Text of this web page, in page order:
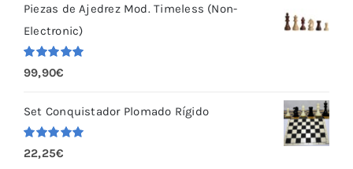
Piezas de Ajedrez Mod. Timeless (Non-
Electronic)
Valorado
con 5.00
99,90€
Set Conquistador Plomado Rígido
Valorado
con
5.00
22,25€